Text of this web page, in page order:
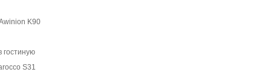
K90
гостиную
S31